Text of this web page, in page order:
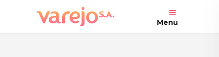
Menu